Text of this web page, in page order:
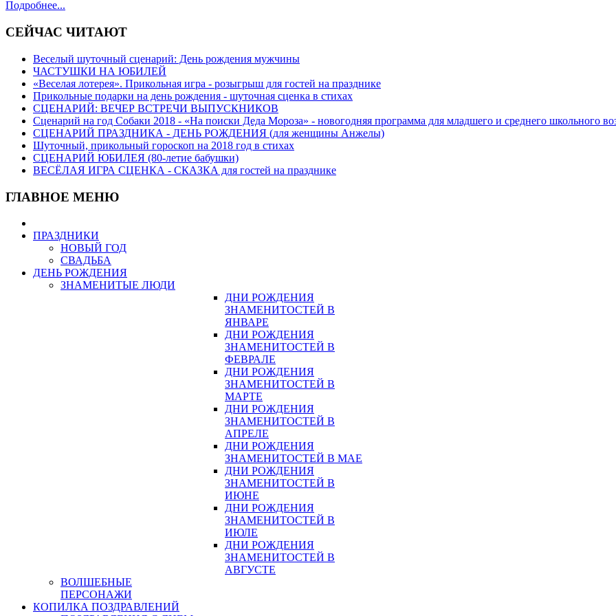
Подробнее...
СЕЙЧАС ЧИТАЮТ
Веселый шуточный сценарий: День рождения мужчины
ЧАСТУШКИ НА ЮБИЛЕЙ
«Веселая лотерея». Прикольная игра - розыгрыш для гостей на празднике
Прикольные подарки на день рождения - шуточная сценка в стихах
СЦЕНАРИЙ: ВЕЧЕР ВСТРЕЧИ ВЫПУСКНИКОВ
Сценарий на год Собаки 2018 - «На поиски Деда Мороза» - новогодняя программа для младшего и среднего школьного
СЦЕНАРИЙ ПРАЗДНИКА - ДЕНЬ РОЖДЕНИЯ (для женщины Анжелы)
Шуточный, прикольный гороскоп на 2018 год в стихах
СЦЕНАРИЙ ЮБИЛЕЯ (80-летие бабушки)
ВЕСЁЛАЯ ИГРА СЦЕНКА - СКАЗКА для гостей на празднике
ГЛАВНОЕ МЕНЮ
ПРАЗДНИКИ
НОВЫЙ ГОД
СВАДЬБА
ДЕНЬ РОЖДЕНИЯ
ЗНАМЕНИТЫЕ ЛЮДИ
ДНИ РОЖДЕНИЯ
ЗНАМЕНИТОСТЕЙ В
ЯНВАРЕ
ДНИ РОЖДЕНИЯ
ЗНАМЕНИТОСТЕЙ В
ФЕВРАЛЕ
ДНИ РОЖДЕНИЯ
ЗНАМЕНИТОСТЕЙ В
МАРТЕ
ДНИ РОЖДЕНИЯ
ЗНАМЕНИТОСТЕЙ В
АПРЕЛЕ
ДНИ РОЖДЕНИЯ
ЗНАМЕНИТОСТЕЙ В МАЕ
ДНИ РОЖДЕНИЯ
ЗНАМЕНИТОСТЕЙ В
ИЮНЕ
ДНИ РОЖДЕНИЯ
ЗНАМЕНИТОСТЕЙ В
ИЮЛЕ
ДНИ РОЖДЕНИЯ
ЗНАМЕНИТОСТЕЙ В
АВГУСТЕ
ВОЛШЕБНЫЕ
ПЕРСОНАЖИ
КОПИЛКА ПОЗДРАВЛЕНИЙ